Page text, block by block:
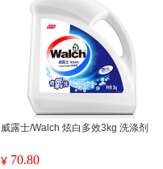
威露士/Walch 炫白多效3kg 洗涤剂
¥ 70.80